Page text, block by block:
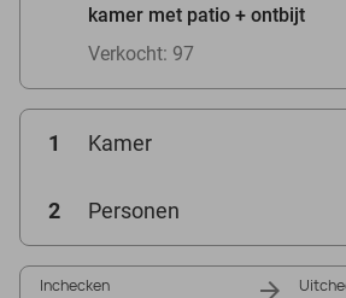
kamer met patio + ontbijt
Verkocht: 97
1 Kamer
2 Personen
Inchecken